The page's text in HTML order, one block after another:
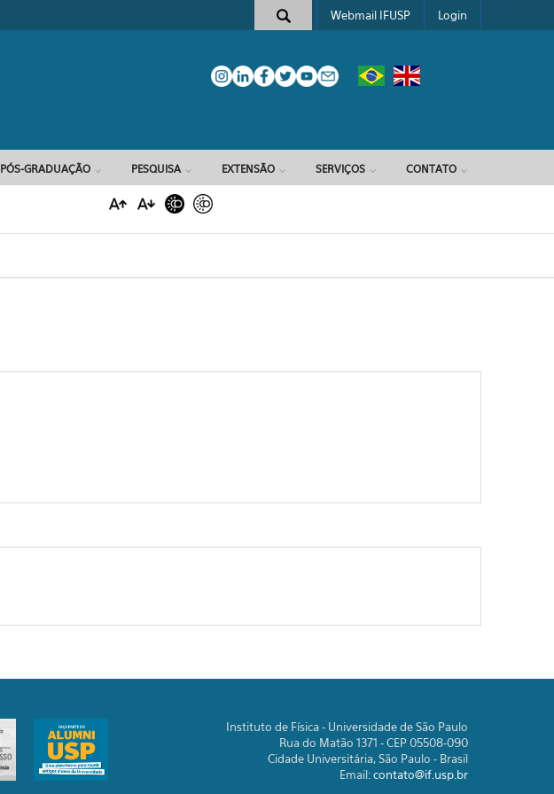
Formulário de busca
Webmail IFUSP Login
PÓS-GRADUAÇÃO PESQUISA EXTENSÃO SERVIÇOS CONTATO
Instituto de Física - Universidade de São Paulo
Rua do Matão 1371 - CEP 05508-090
Cidade Universitária, São Paulo - Brasil
Email:contato@if.usp.br